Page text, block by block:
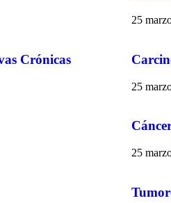
25
Crónicas
25
25